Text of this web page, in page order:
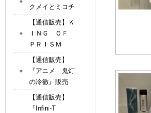
クメイとミコチ
【通信販売】Ｋ
ＩＮＧ ＯＦ
ＰＲＩＳＭ
【通信販売】
『アニメ 鬼灯
の冷徹』販売
【通信販売】
『Infini-T